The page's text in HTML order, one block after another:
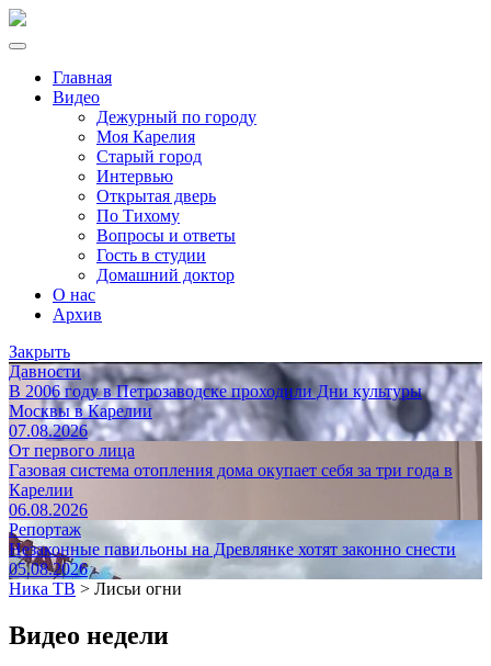
Главная
Видео
Дежурный по городу
Моя Карелия
Старый город
Интервью
Открытая дверь
По Тихому
Вопросы и ответы
Гость в студии
Домашний доктор
О нас
Архив
Закрыть
Давности
В 2006 году в Петрозаводске проходили Дни культуры
Москвы в Карелии
07.08.2026
От первого лица
Газовая система отопления дома окупает себя за три года в
Карелии
06.08.2026
Репортаж
Незаконные павильоны на Древлянке хотят законно снести
05.08.2026
Ника ТВ > Лисьи огни
Видео недели